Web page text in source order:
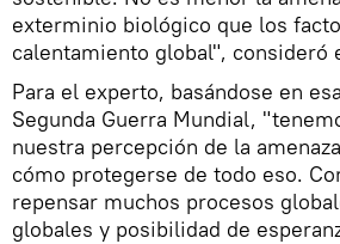
exterminio biológico que los
calentamiento global", consideró
Para el experto, basándose en
Segunda Guerra Mundial,
nuestra percepción de la
cómo protegerse de todo eso.
repensar muchos procesos
globales y posibilidad de